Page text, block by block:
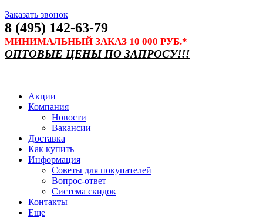
Заказать звонок
8 (495) 142-63-79
МИНИМАЛЬНЫЙ ЗАКАЗ 10 000 РУБ.*
ОПТОВЫЕ ЦЕНЫ ПО ЗАПРОСУ!!!
Акции
Компания
Новости
Вакансии
Доставка
Как купить
Информация
Советы для покупателей
Вопрос-ответ
Система скидок
Контакты
Еще